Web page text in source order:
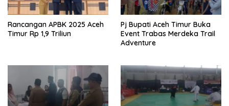
Rancangan APBK 2025 Aceh
Timur Rp 1,9 Triliun
Pj Bupati Aceh Timur Buka
Event Trabas Merdeka Trail
Adventure